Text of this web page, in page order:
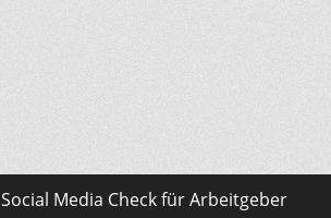
Social Media Check für Arbeitgeber